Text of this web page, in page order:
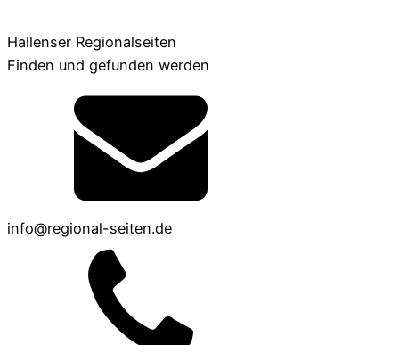
Hallenser Regionalseiten
Finden und gefunden werden
info@regional-seiten.de